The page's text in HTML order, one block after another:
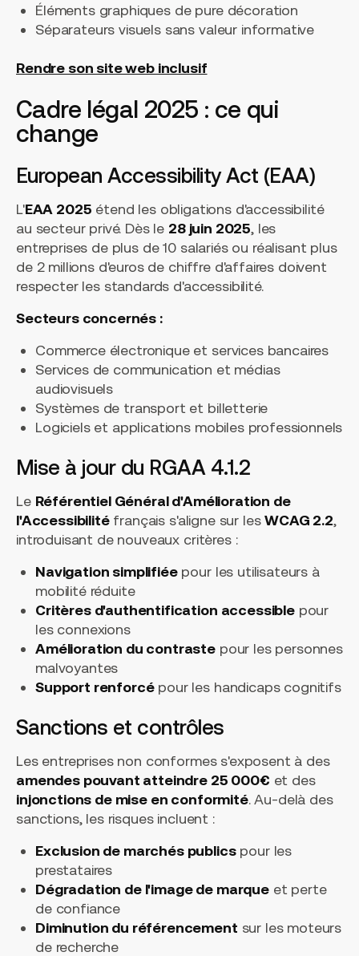
Éléments graphiques de pure décoration
Séparateurs visuels sans valeur informative
Rendre son site web inclusif
Cadre légal 2025 : ce qui
change
European Accessibility Act (EAA)
L'EAA 2025 étend les obligations d'accessibilité
au secteur privé. Dès le 28 juin 2025, les
entreprises de plus de 10 salariés ou réalisant plus
de 2 millions d'euros de chiffre d'affaires doivent
respecter les standards d'accessibilité.
Secteurs concernés :
Commerce électronique et services bancaires
Services de communication et médias
audiovisuels
Systèmes de transport et billetterie
Logiciels et applications mobiles professionnels
Mise à jour du RGAA 4.1.2
Le Référentiel Général d'Amélioration de
l'Accessibilitéfrançais s'aligne sur lesWCAG 2.2,
introduisant de nouveaux critères :
Navigation simplifiéepour les utilisateurs à
mobilité réduite
Critères d'authentification accessiblepour
les connexions
Amélioration du contraste pour les personnes
malvoyantes
Support renforcépour les handicaps cognitifs
Sanctions et contrôles
Les entreprises non conformes s'exposent à des
amendes pouvant atteindre 25 000€ et des
injonctions de mise en conformité. Au-delà des
sanctions, les risques incluent :
Exclusion de marchés publicspour les
prestataires
Dégradation de l'image de marqueet perte
de confiance
Diminution du référencement sur les moteurs
de recherche